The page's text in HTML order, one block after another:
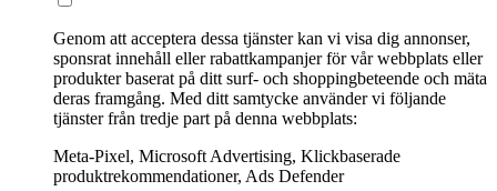
Genom att acceptera dessa tjänster kan vi visa dig annonser,
sponsrat innehåll eller rabattkampanjer för vår webbplats eller
produkter baserat på ditt surf- och shoppingbeteende och mäta
deras framgång. Med ditt samtycke använder vi följande
tjänster från tredje part på denna webbplats:
Meta-Pixel, Microsoft Advertising, Klickbaserade
produktrekommendationer, Ads Defender